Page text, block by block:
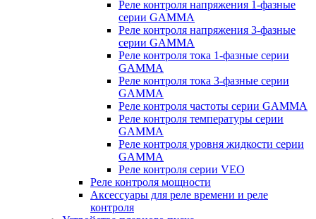
Реле контроля напряжения 1-фазные
серии GAMMA
Реле контроля напряжения 3-фазные
серии GAMMA
Реле контроля тока 1-фазные серии
GAMMA
Реле контроля тока 3-фазные серии
GAMMA
Реле контроля частоты серии GAMMA
Реле контроля температуры серии
GAMMA
Реле контроля уровня жидкости серии
GAMMA
Реле контроля серии VEO
Реле контроля мощности
Аксессуары для реле времени и реле
контроля